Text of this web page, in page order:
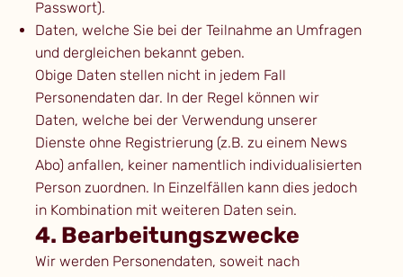
Passwort).
Daten, welche Sie bei der Teilnahme an Umfragen
und dergleichen bekannt geben.
Obige Daten stellen nicht in jedem Fall
Personendaten dar. In der Regel können wir
Daten, welche bei der Verwendung unserer
Dienste ohne Registrierung (z.B. zu einem News
Abo) anfallen, keiner namentlich individualisierten
Person zuordnen. In Einzelfällen kann dies jedoch
in Kombination mit weiteren Daten sein.
4. Bearbeitungszwecke
Wir werden Personendaten, soweit nach